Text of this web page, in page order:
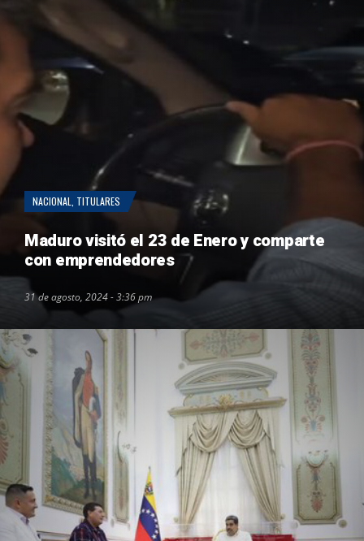
NACIONAL TITULARES
Maduro visitó el 23 de Enero y comparte
con emprendedores
31 de agosto, 2024 - 3:36 pm